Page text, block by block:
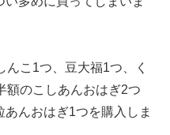
こ1つ、豆大福1つ、く
額のこしあんおはぎ2つ
あんおはぎ1つを購入しま